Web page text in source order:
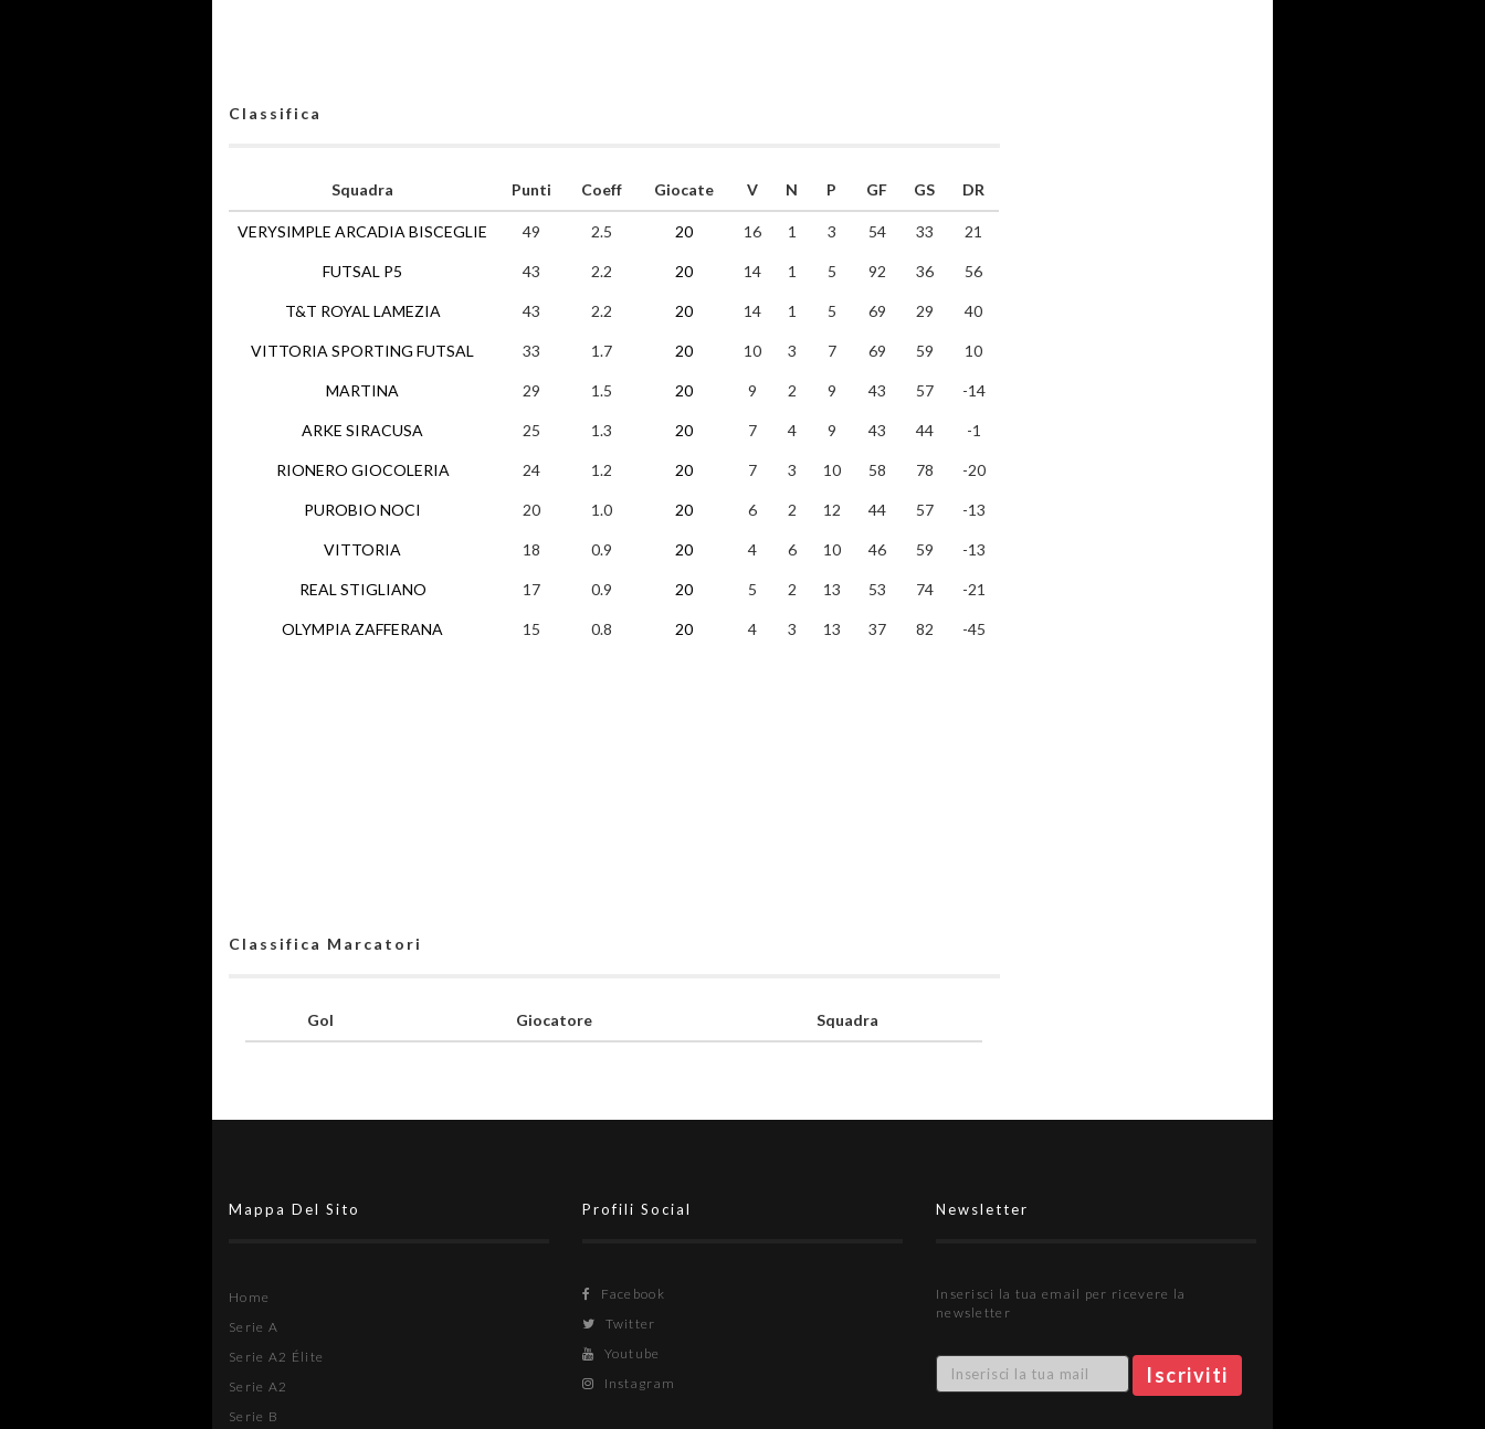
Classifica
Squadra
VERYSIMPLE ARCADIA BISCEGLIE
FUTSAL P5
T&T ROYAL LAMEZIA
VITTORIA SPORTING FUTSAL
MARTINA
ARKE SIRACUSA
RIONERO GIOCOLERIA
PUROBIO NOCI
VITTORIA
REAL STIGLIANO
OLYMPIA ZAFFERANA
Punti Coeff Giocate V N P GF GS DR
49 2.5 20 16 1 3 54 33 21
43 2.2 20 14 1 5 92 36 56
43 2.2 20 14 1 5 69 29 40
33 1.7 20 10 3 7 69 59 10
29 1.5 20 9 2 9 43 57 -14
25 1.3 20 7 4 9 43 44 -1
24 1.2 20 7 3 10 58 78 -20
20 1.0 20 6 2 12 44 57 -13
18 0.9 20 4 6 10 46 59 -13
17 0.9 20 5 2 13 53 74 -21
15 0.8 20 4 3 13 37 82 -45
Classifica Marcatori
Gol Giocatore Squadra
Mappa Del Sito
Home
Serie A
Serie A2 Élite
Serie A2
Serie B
Profili Social
Facebook
Twitter
Youtube
Instagram
Newsletter
Inserisci la tua email per ricevere la
newsletter